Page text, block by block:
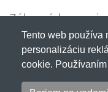
Zákaznícky servis
Novinky emailom
Copyright © 2007-
Tento web používa
personalizáciu
cookie.